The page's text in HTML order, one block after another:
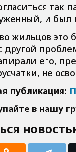
и
жильцов
с другой
его,
не
публикация:
в нашу